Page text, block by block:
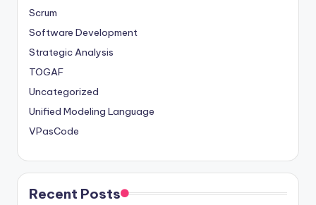
Scrum
Software Development
Strategic Analysis
TOGAF
Uncategorized
Unified Modeling Language
VPasCode
Recent Posts